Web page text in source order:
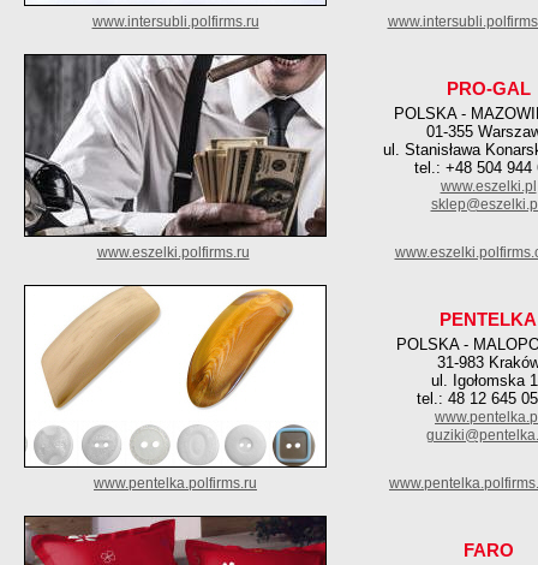
www.intersubli.polfirms.ru
PRO-GAL
POLSKA -
01-355
ul. Stanisława
tel.: +48 504 944
www.eszelki.pl
www.eszelki.polfirms.ru
PENTELKA
POLSKA -
31-983
ul. Igołomska
tel.: 48 12 645
www.pentelka.polfirms.ru
FARO